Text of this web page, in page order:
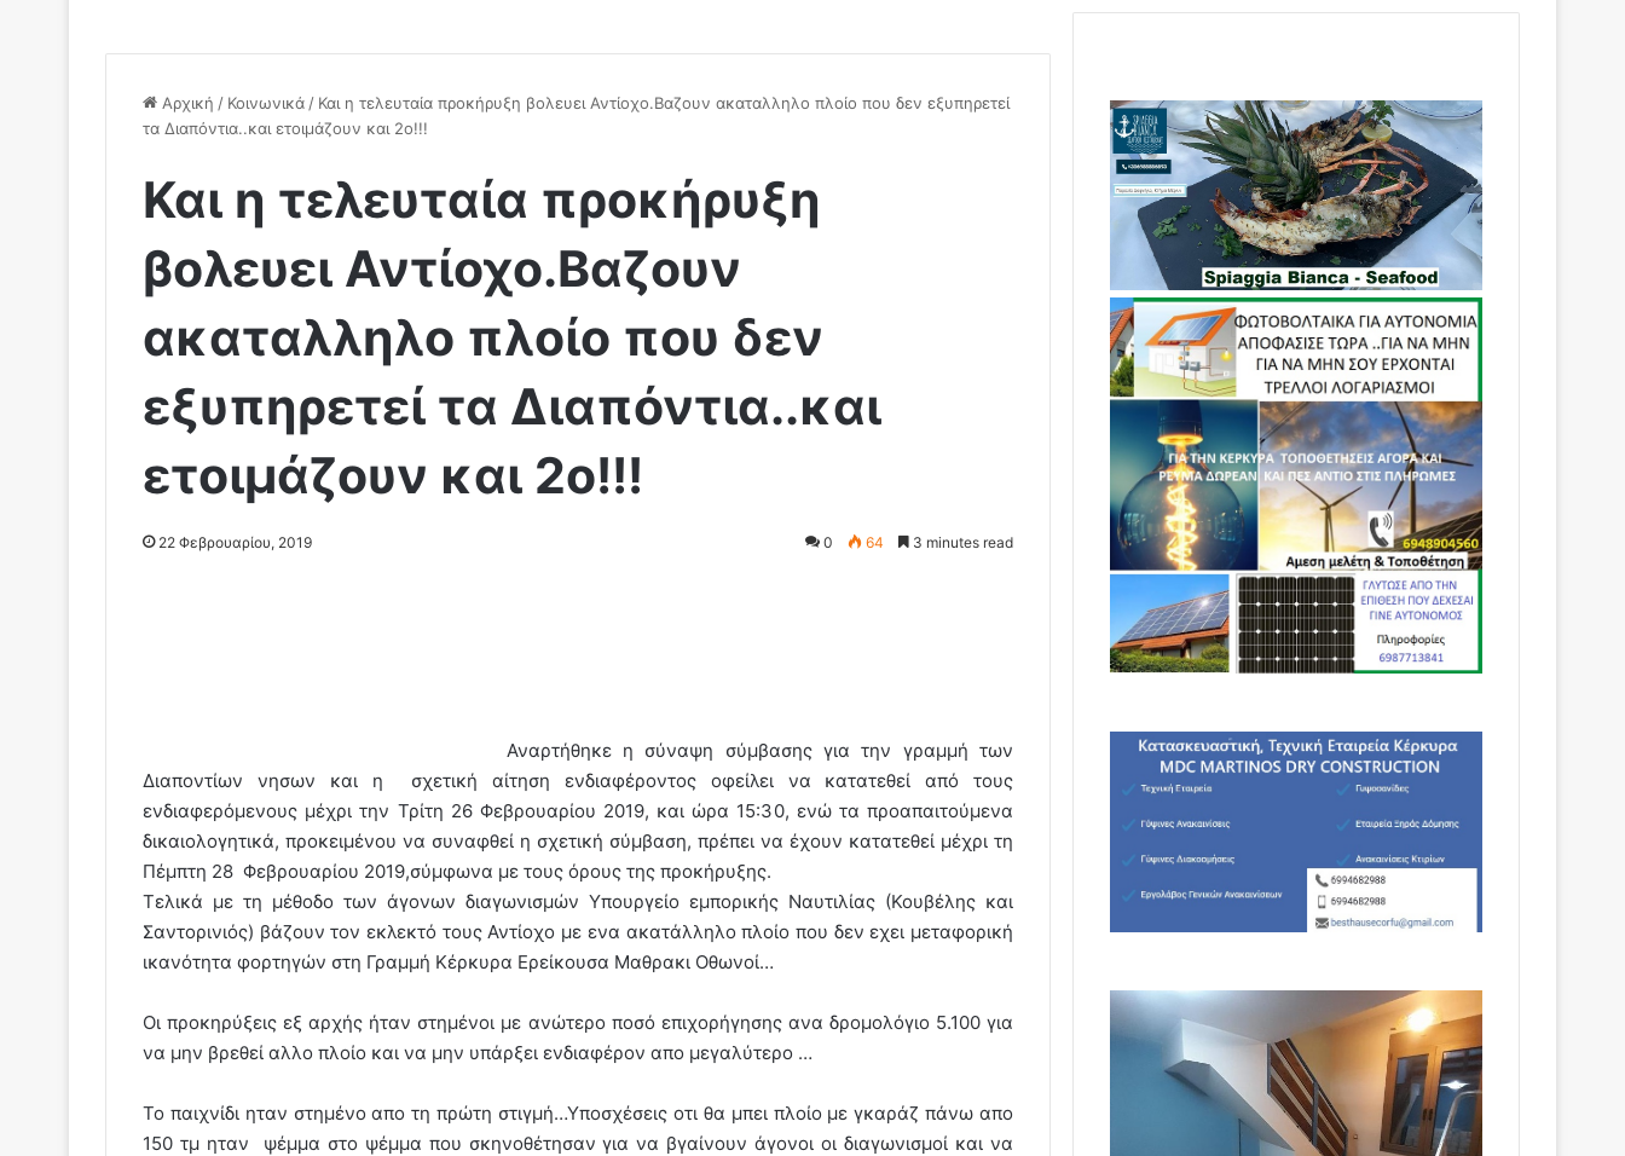
Αρχική / Κοινωνικά / Και η τελευταία προκήρυξη βολευει Αντίοχο.Βαζουν ακαταλληλο πλοίο που δεν εξυπηρετεί
τα Διαπόντια..και ετοιμάζουν και 2ο!!!
Και η τελευταία προκήρυξη
βολευει Αντίοχο.Βαζουν
ακαταλληλο πλοίο που δεν
εξυπηρετεί τα Διαπόντια..και
ετοιμάζουν και 2ο!!!
22 Φεβρουαρίου, 2019 0 64 3 minutes read
Αναρτήθηκε η σύναψη σύμβασης για την γραμμή των
Διαποντίων νησων και η σχετική αίτηση ενδιαφέροντος οφείλει να κατατεθεί από τους
ενδιαφερόμενους μέχρι την Τρίτη 26 Φεβρουαρίου 2019, και ώρα 15:30, ενώ τα προαπαιτούμενα
δικαιολογητικά, προκειμένου να συναφθεί η σχετική σύμβαση, πρέπει να έχουν κατατεθεί μέχρι τη
Πέμπτη 28 Φεβρουαρίου 2019,σύμφωνα με τους όρους της προκήρυξης.
Τελικά με τη μέθοδο των άγονων διαγωνισμών Υπουργείο εμπορικής Ναυτιλίας (Κουβέλης και
Σαντορινιός) βάζουν τον εκλεκτό τους Αντίοχο με ενα ακατάλληλο πλοίο που δεν εχει μεταφορική
ικανότητα φορτηγών στη Γραμμή Κέρκυρα Ερείκουσα Μαθρακι Οθωνοί…
Οι προκηρύξεις εξ αρχής ήταν στημένοι με ανώτερο ποσό επιχορήγησης ανα δρομολόγιο 5.100 για
να μην βρεθεί αλλο πλοίο και να μην υπάρξει ενδιαφέρον απο μεγαλύτερο …
Το παιχνίδι ηταν στημένο απο τη πρώτη στιγμή…Υποσχέσεις οτι θα μπει πλοίο με γκαράζ πάνω απο
150 τμ ηταν ψέμμα στο ψέμμα που σκηνοθέτησαν για να βγαίνουν άγονοι οι διαγωνισμοί και να